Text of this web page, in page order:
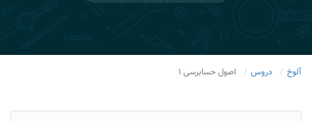
آلوخ دروس اصول حسابرسی ۱